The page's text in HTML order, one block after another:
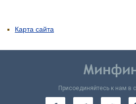
Карта сайта
Присоединяйтесь к нам в